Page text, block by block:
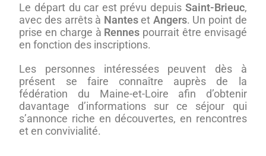
Le départ du car est prévu depuis Saint-Brieuc,
avec des arrêts à Nanteset Angers. Un point de
prise en charge à Rennes pourrait être envisagé
en fonction des inscriptions.
Les personnes intéressées peuvent dès à
présent se faire connaître auprès de la
fédération du Maine-et-Loire afin d’obtenir
davantage d’informations sur ce séjour qui
s’annonce riche en découvertes, en rencontres
et en convivialité.